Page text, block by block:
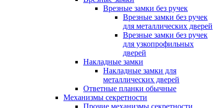
Врезные замки без ручек
Врезные замки без ручек
для металлических дверей
Врезные замки без ручек
для узкопрофильных
дверей
Накладные замки
Накладные замки для
металлических дверей
Ответные планки обычные
Механизмы секретности